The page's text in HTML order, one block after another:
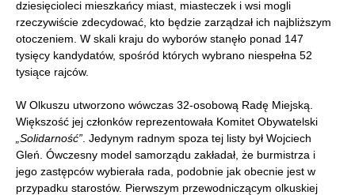
dziesięcioleci mieszkańcy miast, miasteczek i wsi mogli
rzeczywiście zdecydować, kto będzie zarządzał ich najbliższym
otoczeniem. W skali kraju do wyborów stanęło ponad 147
tysięcy kandydatów, spośród których wybrano niespełna 52
tysiące rajców.
W Olkuszu utworzono wówczas 32-osobową Radę Miejską.
Większość jej członków reprezentowała Komitet Obywatelski
„Solidarność” . Jedynym radnym spoza tej listy był Wojciech
Gleń. Ówczesny model samorządu zakładał, że burmistrza i
jego zastępców wybierała rada, podobnie jak obecnie jest w
przypadku starostów. Pierwszym przewodniczącym olkuskiej